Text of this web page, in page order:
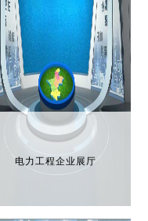
电力工程企业展厅